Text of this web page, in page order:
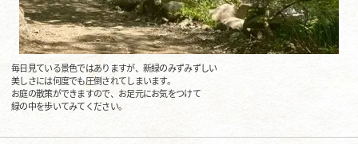
毎日見ている景色ではありますが、新緑のみずみずしい
美しさには何度でも圧倒されてしまいます。
お庭の散策ができますので、お足元にお気をつけて
緑の中を歩いてみてください。